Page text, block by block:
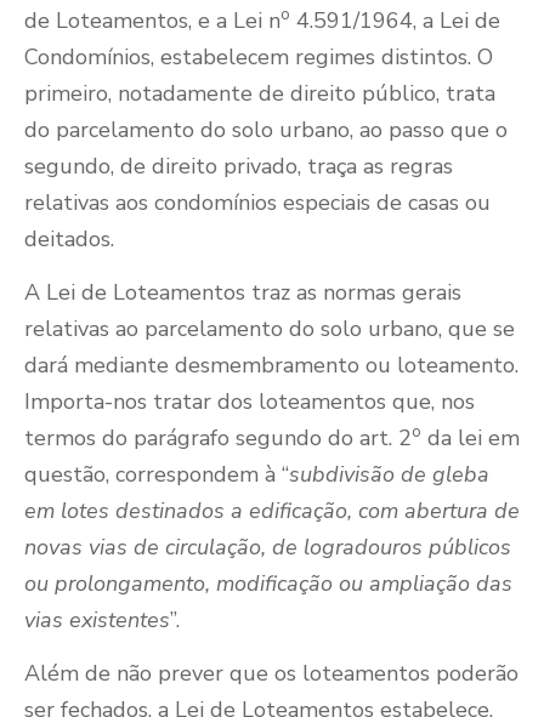
de Loteamentos, e a Lei no 4.591/1964, a Lei de
Condomínios, estabelecem regimes distintos. O
primeiro, notadamente de direito público, trata
do parcelamento do solo urbano, ao passo que o
segundo, de direito privado, traça as regras
relativas aos condomínios especiais de casas ou
deitados.
A Lei de Loteamentos traz as normas gerais
relativas ao parcelamento do solo urbano, que se
dará mediante desmembramento ou loteamento.
Importa-nos tratar dos loteamentos que, nos
termos do parágrafo segundo do art. 2o da lei em
questão, correspondem à “subdivisão de gleba
em lotes destinados a edificação, com abertura de
novas vias de circulação, de logradouros públicos
ou prolongamento, modificação ou ampliação das
vias existentes”.
Além de não prever que os loteamentos poderão
ser fechados, a Lei de Loteamentos estabelece,